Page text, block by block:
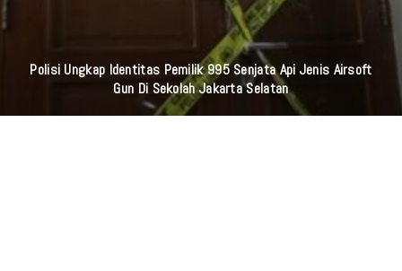
Polisi Ungkap Identitas Pemilik 995 Senjata Api Jenis Airsoft
Gun Di Sekolah Jakarta Selatan